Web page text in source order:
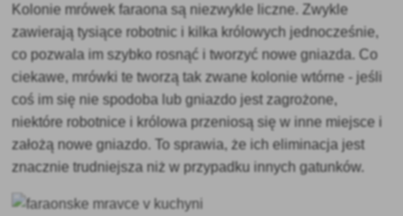
Kolonie mrówek faraona są niezwykle liczne. Zwykle
zawierają tysiące robotnic i kilka królowych jednocześnie,
co pozwala im szybko rosnąć i tworzyć nowe gniazda. Co
ciekawe, mrówki te tworzą tak zwane kolonie wtórne - jeśli
coś im się nie spodoba lub gniazdo jest zagrożone,
niektóre robotnice i królowa przeniosą się w inne miejsce i
założą nowe gniazdo. To sprawia, że ich eliminacja jest
znacznie trudniejsza niż w przypadku innych gatunków.